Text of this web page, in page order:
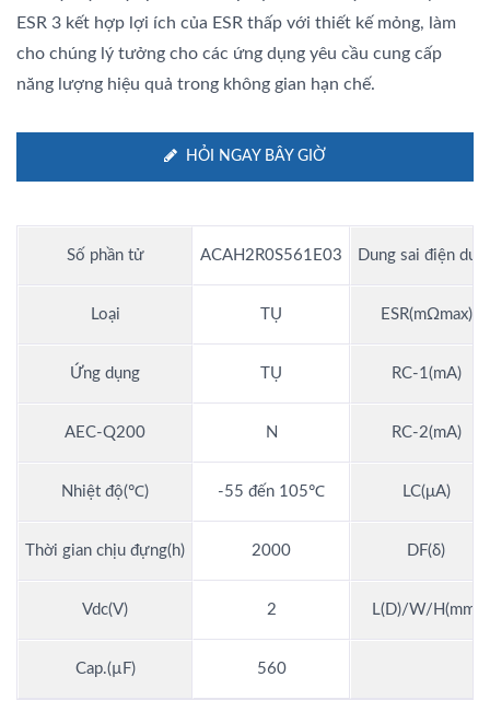
ESR 3 kết hợp lợi ích của ESR thấp với thiết kế mỏng, làm
cho chúng lý tưởng cho các ứng dụng yêu cầu cung cấp
năng lượng hiệu quả trong không gian hạn chế.
HỎI NGAY BÂY GIỜ
Số phần tử ACAH2R0S561E03 Dung sai điện
Loại TỤ ESR(mΩmax)
Ứng dụng TỤ RC-1(mA)
AEC-Q200 N RC-2(mA)
Nhiệt độ(℃) -55 đến 105℃ LC(μA)
Thời gian chịu đựng(h) 2000 DF(δ)
Vdc(V) 2 L(D)/W/H(mm)
Cap.(µF) 560